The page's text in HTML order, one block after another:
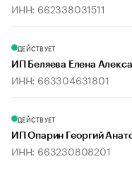
ИНН: 662338031511
ДЕЙСТВУЕТ
ИП Беляева Елена
ИНН: 663304631801
ДЕЙСТВУЕТ
ИП Опарин Георгий
ИНН: 663230808201